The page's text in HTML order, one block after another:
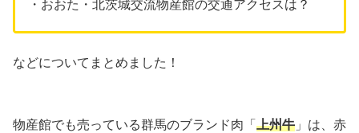
・おおた・北茨城交流物産館の交通アクセスは？
などについてまとめました！
物産館でも売っている群馬のブランド肉「 上州牛 」は、赤